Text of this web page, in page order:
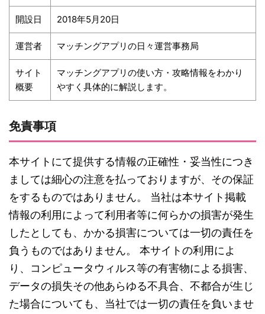
開設日 2018年5月20日
運営者 マッチングアプリの日々運営事務局
サイト
概要
マッチングアプリの使い方・攻略情報をわかり
やすく具体的に解説します。
免責事項
本サイトにて提供する情報の正確性・妥当性につき
ましては細心の注意を払っておりますが、その保証
をするものではありません。 当社は本サイト掲載
情報の利用によって利用者等に何らかの損害が発生
したとしても、かかる損害については一切の責任を
負うものではありません。 本サイトの利用によ
り、コンピュータウィルス等の有害物による損害、
データの損失その他あらゆる不具合、不都合が生じ
た場合についても、当社では一切の責任を負いませ